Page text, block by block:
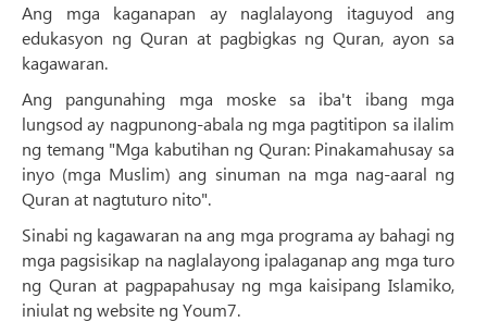
Ang mga kaganapan ay naglalayong itaguyod ang
edukasyon ng Quran at pagbigkas ng Quran, ayon sa
kagawaran.
Ang pangunahing mga moske sa iba't ibang mga
lungsod ay nagpunong-abala ng mga pagtitipon sa ilalim
ng temang "Mga kabutihan ng Quran: Pinakamahusay sa
inyo (mga Muslim) ang sinuman na mga nag-aaral ng
Quran at nagtuturo nito".
Sinabi ng kagawaran na ang mga programa ay bahagi ng
mga pagsisikap na naglalayong ipalaganap ang mga turo
ng Quran at pagpapahusay ng mga kaisipang Islamiko,
iniulat ng website ng Youm7.